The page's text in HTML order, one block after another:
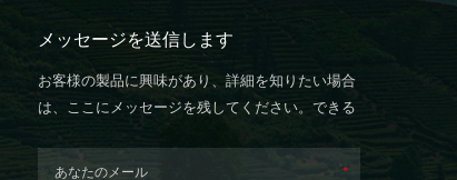
メッセージを送信します
お客様の製品に興味があり、詳細を知りたい場合
は、ここにメッセージを残してください。できる
だけ早く返信します。